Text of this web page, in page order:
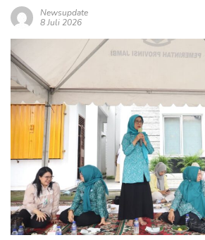
Newsupdate
8 Juli 2026